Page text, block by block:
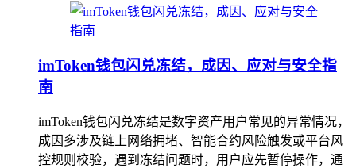
imToken钱包闪兑冻结，成因、应对与安全指
南
imToken钱包闪兑冻结是数字资产用户常见的异常情况，
成因多涉及链上网络拥堵、智能合约风险触发或平台风
控规则校验，遇到冻结问题时，用户应先暂停操作，通